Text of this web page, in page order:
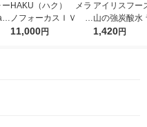
ー HAKU（ハク） メラ
ノフォーカスＩＶ 4
5ｇ 資生堂 おまけ
11,000円
アイリスフー
山の強炭酸水
レス 500ml 1
1,420円